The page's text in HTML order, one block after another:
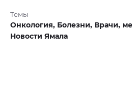
Темы
Онкология, Болезни, Врачи,
Новости Ямала